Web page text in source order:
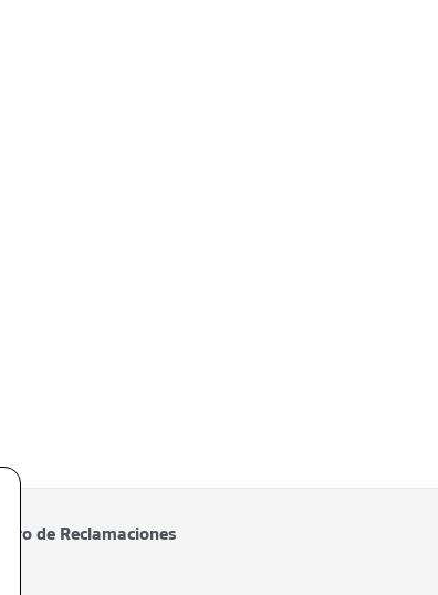
Libro de Reclamaciones